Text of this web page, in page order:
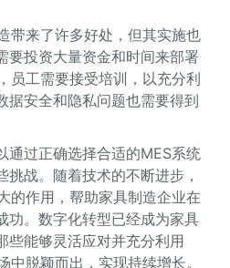
带来了许多好处，但其实施也
要投资大量资金和时间来部署
员工需要接受培训，以充分利
据安全和隐私问题也需要得到
通过正确选择合适的MES系统
战。随着技术的不断进步，
的作用，帮助家具制造企业在
功。数字化转型已经成为家具
些能够灵活应对并充分利用
中脱颖而出，实现持续增长。